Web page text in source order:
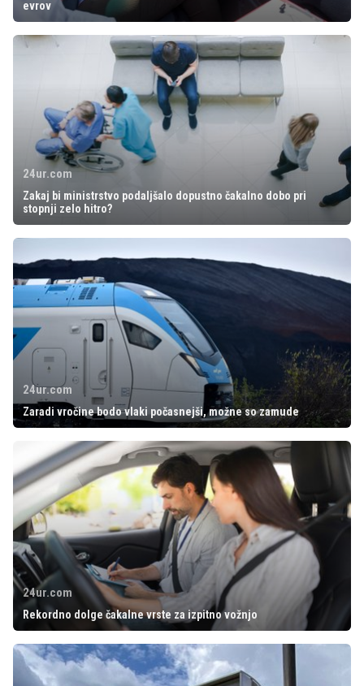
evrov
24ur.com
Zakaj bi ministrstvo podaljšalo dopustno čakalno dobo pri
stopnji zelo hitro?
24ur.com
Zaradi vročine bodo vlaki počasnejši, možne so zamude
24ur.com
Rekordno dolge čakalne vrste za izpitno vožnjo